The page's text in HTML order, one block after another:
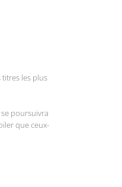
titres les plus
poursuivra
que ceux-